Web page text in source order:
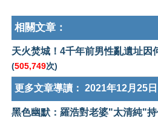
相關文章：
天火焚城！4千年前男性亂遺址因
(505,749次)
更多文章導讀： 2021年12月25日
黑色幽默：羅浩對老婆"太清純"